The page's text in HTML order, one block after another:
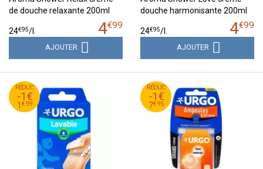
de douche relaxante 200ml
4€99
24€95/l.
AJOUTER
douche harmonisante 200ml
4€99
24€95/l.
AJOUTER
RÉDUC
-1€
1 €99
2
€
99
1
€
99
RÉDUC
-1€
7€95
8
€
95
7
€
95